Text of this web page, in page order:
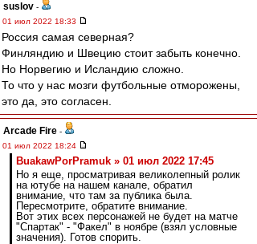
suslov -
01 июл 2022 18:33
Россия самая северная?
Финляндию и Швецию стоит забыть конечно.
Но Норвегию и Исландию сложно.
То что у нас мозги футбольные отморожены,
это да, это согласен.
Arcade Fire -
01 июл 2022 18:24
BuakawPorPramuk » 01 июл 2022 17:45
Но я еще, просматривая великолепный ролик
на ютубе на нашем канале, обратил
внимание, что там за публика была.
Пересмотрите, обратите внимание.
Вот этих всех персонажей не будет на матче
"Спартак" - "Факел" в ноябре (взял условные
значения). Готов спорить.